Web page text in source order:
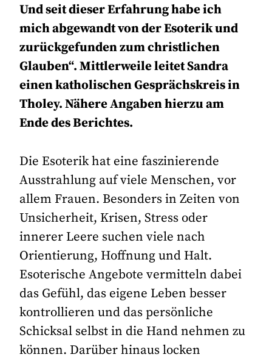
Und seit dieser Erfahrung habe ich
mich abgewandt von der Esoterik und
zurückgefunden zum christlichen
Glauben“. Mittlerweile leitet Sandra
einen katholischen Gesprächskreis in
Tholey. Nähere Angaben hierzu am
Ende des Berichtes.
Die Esoterik hat eine faszinierende
Ausstrahlung auf viele Menschen, vor
allem Frauen. Besonders in Zeiten von
Unsicherheit, Krisen, Stress oder
innerer Leere suchen viele nach
Orientierung, Hoffnung und Halt.
Esoterische Angebote vermitteln dabei
das Gefühl, das eigene Leben besser
kontrollieren und das persönliche
Schicksal selbst in die Hand nehmen zu
können. Darüber hinaus locken